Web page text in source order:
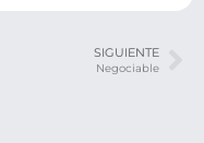
SIGUIENTE
Negociable